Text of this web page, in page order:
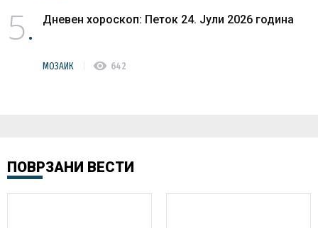
5 Дневен хороскоп: Петок 24. Јули 2026 година
МОЗАИК visibility 642
ПОВРЗАНИ ВЕСТИ